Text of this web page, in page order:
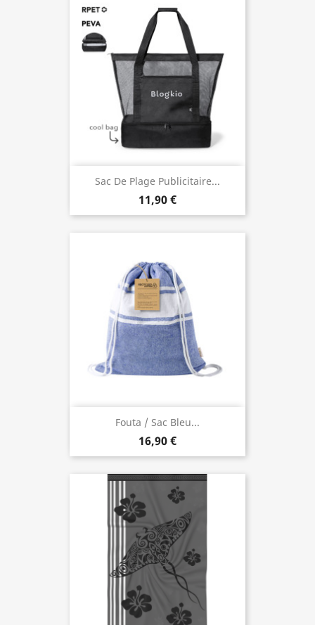
Sac De Plage Publicitaire...
11,90 €
Fouta / Sac Bleu...
16,90 €